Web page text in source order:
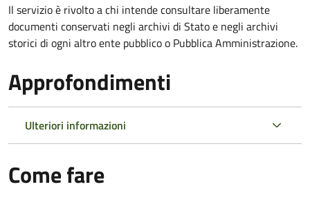
Il servizio è rivolto a chi intende consultare liberamente
documenti conservati negli archivi di Stato e negli archivi
storici di ogni altro ente pubblico o Pubblica Amministrazione.
Approfondimenti
Ulteriori informazioni
Come fare